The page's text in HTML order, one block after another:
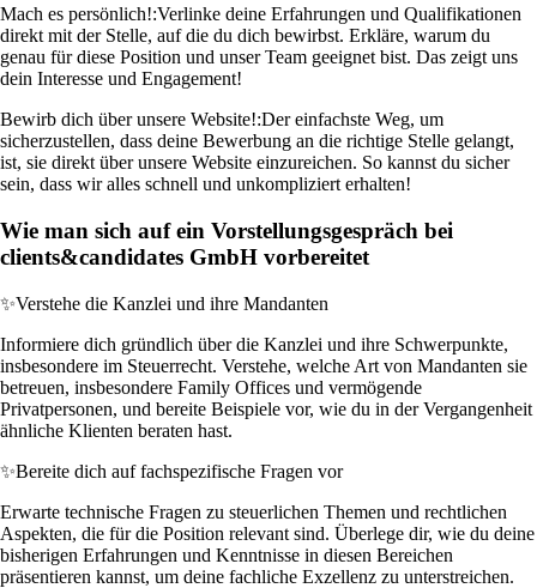
Mach es persönlich!:Verlinke deine Erfahrungen und Qualifikationen
direkt mit der Stelle, auf die du dich bewirbst. Erkläre, warum du
genau für diese Position und unser Team geeignet bist. Das zeigt uns
dein Interesse und Engagement!
Bewirb dich über unsere Website!:Der einfachste Weg, um
sicherzustellen, dass deine Bewerbung an die richtige Stelle gelangt,
ist, sie direkt über unsere Website einzureichen. So kannst du sicher
sein, dass wir alles schnell und unkompliziert erhalten!
Wie man sich auf ein Vorstellungsgespräch bei
clients&candidates GmbH vorbereitet
✨Verstehe die Kanzlei und ihre Mandanten
Informiere dich gründlich über die Kanzlei und ihre Schwerpunkte,
insbesondere im Steuerrecht. Verstehe, welche Art von Mandanten sie
betreuen, insbesondere Family Offices und vermögende
Privatpersonen, und bereite Beispiele vor, wie du in der Vergangenheit
ähnliche Klienten beraten hast.
✨Bereite dich auf fachspezifische Fragen vor
Erwarte technische Fragen zu steuerlichen Themen und rechtlichen
Aspekten, die für die Position relevant sind. Überlege dir, wie du deine
bisherigen Erfahrungen und Kenntnisse in diesen Bereichen
präsentieren kannst, um deine fachliche Exzellenz zu unterstreichen.